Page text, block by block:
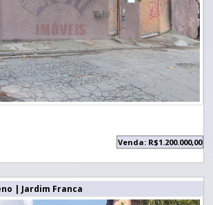
Venda: R$1.200.000,00
| Jardim Franca